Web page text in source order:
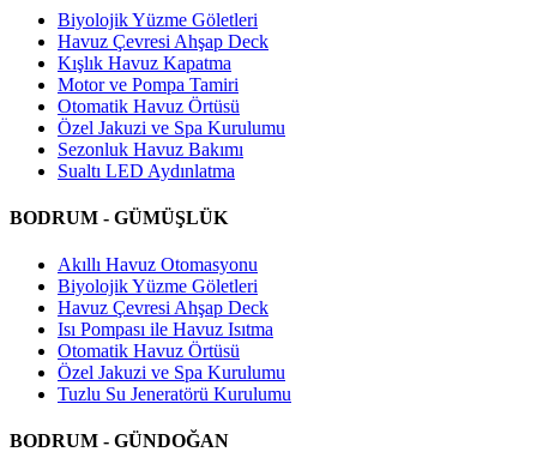
Biyolojik Yüzme Göletleri
Havuz Çevresi Ahşap Deck
Kışlık Havuz Kapatma
Motor ve Pompa Tamiri
Otomatik Havuz Örtüsü
Özel Jakuzi ve Spa Kurulumu
Sezonluk Havuz Bakımı
Sualtı LED Aydınlatma
BODRUM - GÜMÜŞLÜK
Akıllı Havuz Otomasyonu
Biyolojik Yüzme Göletleri
Havuz Çevresi Ahşap Deck
Isı Pompası ile Havuz Isıtma
Otomatik Havuz Örtüsü
Özel Jakuzi ve Spa Kurulumu
Tuzlu Su Jeneratörü Kurulumu
BODRUM - GÜNDOĞAN